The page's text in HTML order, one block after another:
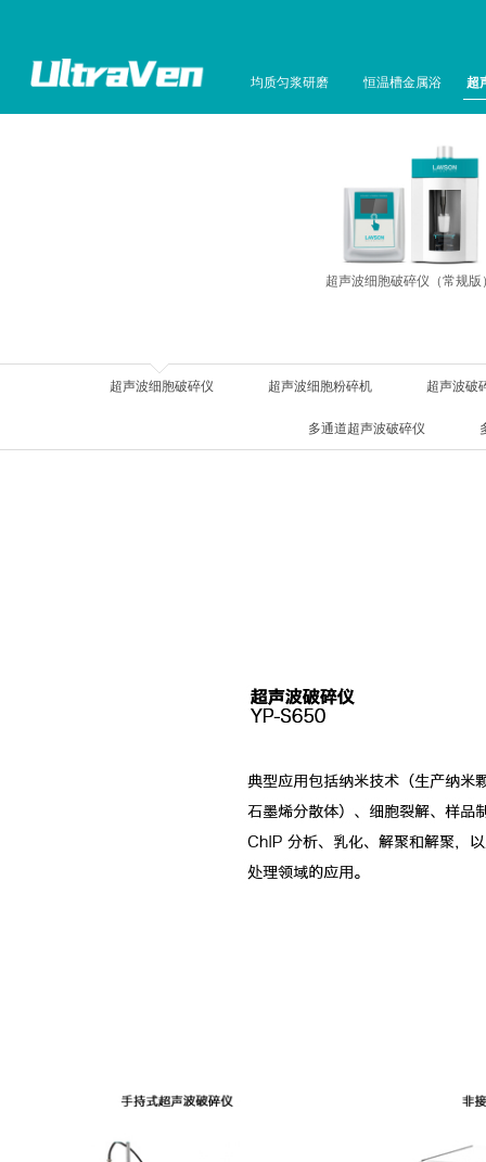
均质匀浆研磨 恒温槽金属浴 超
超声波细胞破碎仪（常规版
超声波细胞破碎仪 超声波细胞粉碎机 超声波破
多通道超声波破碎仪